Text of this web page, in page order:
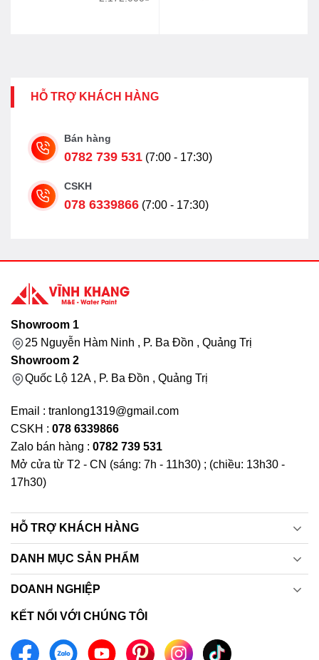
HỖ TRỢ KHÁCH HÀNG
Bán hàng
0782 739 531 (7:00 - 17:30)
CSKH
078 6339866 (7:00 - 17:30)
Showroom 1
25 Nguyễn Hàm Ninh , P. Ba Đồn , Quảng Trị
Showroom 2
Quốc Lộ 12A , P. Ba Đồn , Quảng Trị
Email : tranlong1319@gmail.com
CSKH : 078 6339866
Zalo bán hàng : 0782 739 531
Mở cửa từ T2 - CN (sáng: 7h - 11h30) ; (chiều: 13h30 -
17h30)
HỖ TRỢ KHÁCH HÀNG
DANH MỤC SẢN PHẨM
DOANH NGHIỆP
KẾT NỐI VỚI CHÚNG TÔI